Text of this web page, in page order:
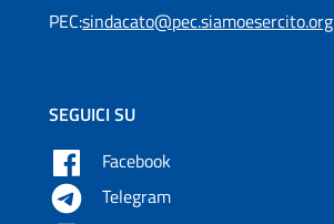
PEC:sindacato@pec.siamoesercito.org
SEGUICI SU
Facebook
Telegram